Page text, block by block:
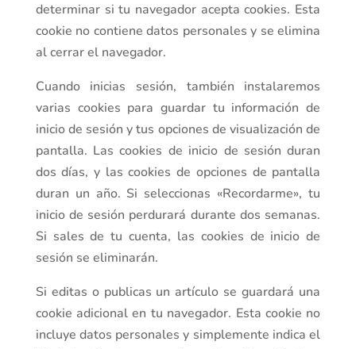
determinar si tu navegador acepta cookies. Esta
cookie no contiene datos personales y se elimina
al cerrar el navegador.
Cuando inicias sesión, también instalaremos
varias cookies para guardar tu información de
inicio de sesión y tus opciones de visualización de
pantalla. Las cookies de inicio de sesión duran
dos días, y las cookies de opciones de pantalla
duran un año. Si seleccionas «Recordarme», tu
inicio de sesión perdurará durante dos semanas.
Si sales de tu cuenta, las cookies de inicio de
sesión se eliminarán.
Si editas o publicas un artículo se guardará una
cookie adicional en tu navegador. Esta cookie no
incluye datos personales y simplemente indica el